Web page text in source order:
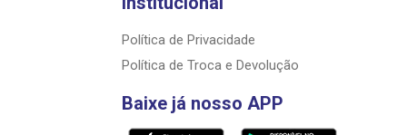
Política de Privacidade
Política de Troca e Devolução
Baixe já nosso APP